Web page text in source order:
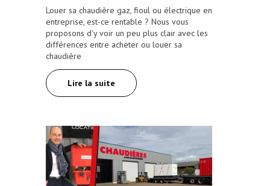
Louer sa chaudière gaz, fioul ou électrique en
entreprise, est-ce rentable ? Nous vous
proposons d'y voir un peu plus clair avec les
différences entre acheter ou louer sa
chaudière
Lire la suite